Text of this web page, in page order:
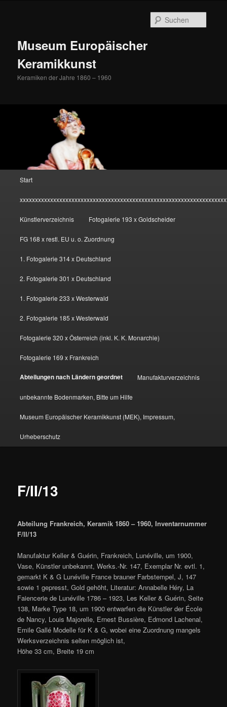
Museum Europäischer
Keramikkunst
Keramiken der Jahre 1860 – 1960
Start
Künstlerverzeichnis Fotogalerie 193 x Goldscheider
FG 168 x restl. EU u. o. Zuordnung
1. Fotogalerie 314 x Deutschland
2. Fotogalerie 301 x Deutschland
1. Fotogalerie 233 x Westerwald
2. Fotogalerie 185 x Westerwald
Fotogalerie 320 x Österreich (inkl. K. K. Monarchie)
Fotogalerie 169 x Frankreich
Abteilungen nach Ländern geordnet Manufakturverzeichnis
unbekannte Bodenmarken, Bitte um Hilfe
Museum Europäischer Keramikkunst (MEK), Impressum,
Urheberschutz
F/II/13
Abteilung Frankreich, Keramik 1860 – 1960, Inventarnummer
F/II/13
Manufaktur Keller & Guérin, Frankreich, Lunéville, um 1900,
Vase, Künstler unbekannt, Werks.-Nr. 147, Exemplar Nr. evtl. 1,
gemarkt K & G Lunéville France brauner Farbstempel, J, 147
sowie 1 gepresst, Gold gehöht, Literatur: Annabelle Héry, La
Faiencerie de Lunéville 1786 – 1923, Les Keller & Guérin, Seite
138, Marke Type 18, um 1900 entwarfen die Künstler der École
de Nancy, Louis Majorelle, Ernest Bussière, Edmond Lachenal,
Emile Gallé Modelle für K & G, wobei eine Zuordnung mangels
Werksverzeichnis selten möglich ist,
Höhe 33 cm, Breite 19 cm